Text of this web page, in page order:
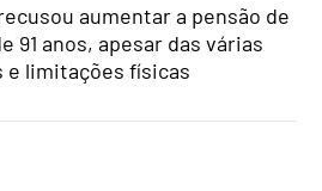
aumentar a pensão de
91 anos, apesar das várias
e limitações físicas